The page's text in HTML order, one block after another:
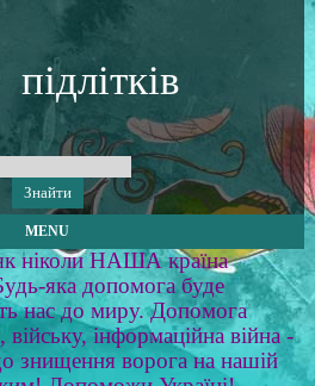
MENU
ніколи НАША країна
яка допомога буде
нас до миру. Допомога
інформаційна війна -
знищення ворога на нашій